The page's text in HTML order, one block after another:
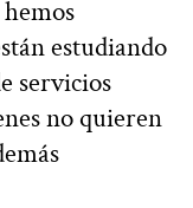
estudiando
servicios
no quieren